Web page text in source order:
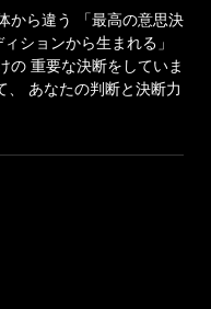
から違う 「最高の意思決
ションから生まれる」
の 重要な決断をしていま
あなたの判断と決断力